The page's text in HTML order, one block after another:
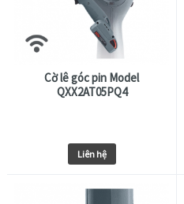
Cờ lê góc pin Model
QXX2AT05PQ4
Liên hệ